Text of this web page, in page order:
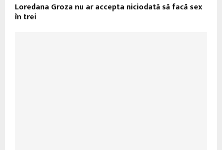
Loredana Groza nu ar accepta niciodată să facă sex
în trei